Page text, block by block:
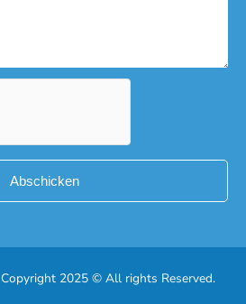
Abschicken
Copyright 2025 © All rights Reserved.